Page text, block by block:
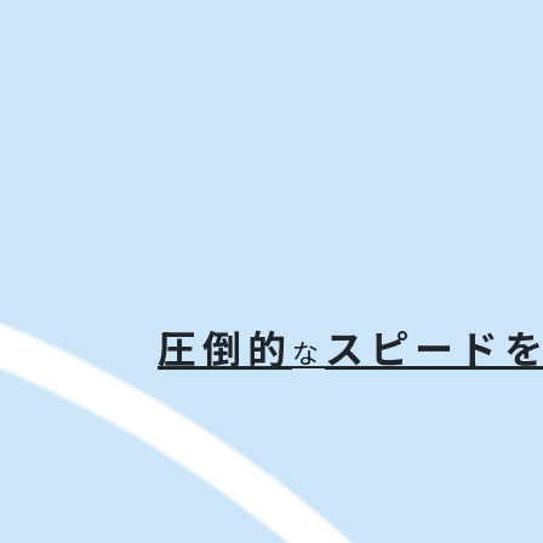
圧倒的 な スピード